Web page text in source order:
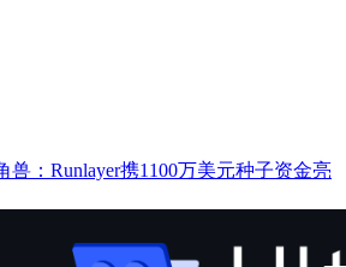
兽：Runlayer携1100万美元种子资金亮